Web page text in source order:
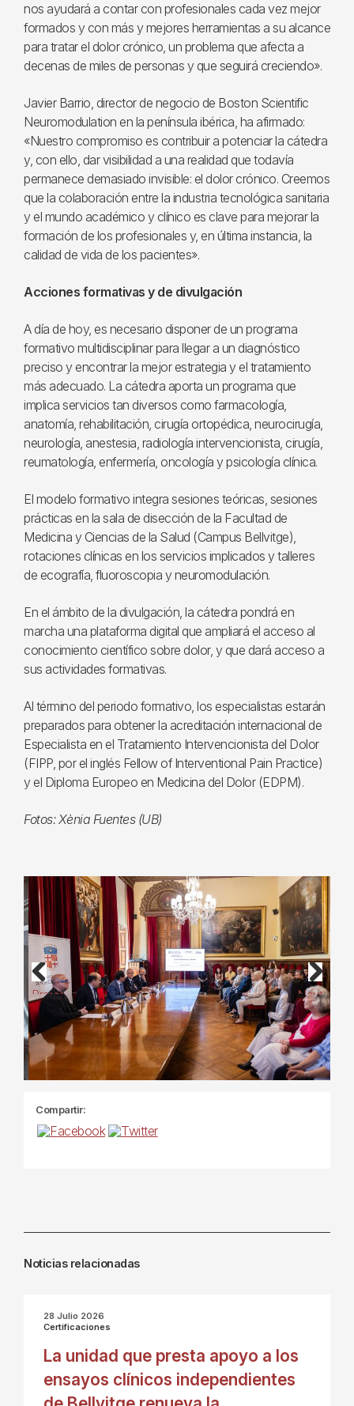
nos ayudará a contar con profesionales cada vez mejor
formados y con más y mejores herramientas a su alcance
para tratar el dolor crónico, un problema que afecta a
decenas de miles de personas y que seguirá creciendo».
Javier Barrio, director de negocio de Boston Scientific
Neuromodulation en la península ibérica, ha afirmado:
«Nuestro compromiso es contribuir a potenciar la cátedra
y, con ello, dar visibilidad a una realidad que todavía
permanece demasiado invisible: el dolor crónico. Creemos
que la colaboración entre la industria tecnológica sanitaria
y el mundo académico y clínico es clave para mejorar la
formación de los profesionales y, en última instancia, la
calidad de vida de los pacientes».
Acciones formativas y de divulgación
A día de hoy, es necesario disponer de un programa
formativo multidisciplinar para llegar a un diagnóstico
preciso y encontrar la mejor estrategia y el tratamiento
más adecuado. La cátedra aporta un programa que
implica servicios tan diversos como farmacología,
anatomía, rehabilitación, cirugía ortopédica, neurocirugía,
neurología, anestesia, radiología intervencionista, cirugía,
reumatología, enfermería, oncología y psicología clínica.
El modelo formativo integra sesiones teóricas, sesiones
prácticas en la sala de disección de la Facultad de
Medicina y Ciencias de la Salud (Campus Bellvitge),
rotaciones clínicas en los servicios implicados y talleres
de ecografía, fluoroscopia y neuromodulación.
En el ámbito de la divulgación, la cátedra pondrá en
marcha una plataforma digital que ampliará el acceso al
conocimiento científico sobre dolor, y que dará acceso a
sus actividades formativas.
Al término del periodo formativo, los especialistas estarán
preparados para obtener la acreditación internacional de
Especialista en el Tratamiento Intervencionista del Dolor
(FIPP, por el inglés Fellow of Interventional Pain Practice)
y el Diploma Europeo en Medicina del Dolor (EDPM).
Fotos: Xènia Fuentes (UB)
Previous Next
Compartir:
Noticias relacionadas
28 Julio 2026
Certificaciones
La unidad que presta apoyo a los
ensayos clínicos independientes